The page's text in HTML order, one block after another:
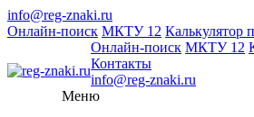
info@reg-znaki.ru
Онлайн-поиск МКТУ 12 Калькулятор
Онлайн-поиск МКТУ 12
Контакты
info@reg-znaki.ru
Меню